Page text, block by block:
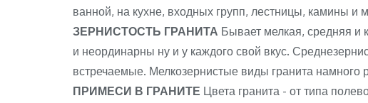
ванной, на кухне, входных групп, лестницы, камины и
ЗЕРНИСТОСТЬ ГРАНИТА Бывает мелкая, средняя
и неординарны ну и у каждого свой вкус.
встречаемые. Мелкозернистые виды гранита намного
ПРИМЕСИ В ГРАНИТЕ Цвета гранита - от типа